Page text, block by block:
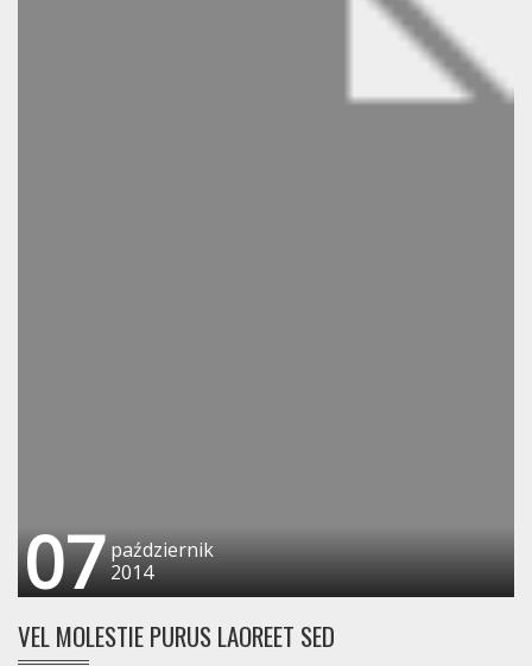
07 październik
2014
VEL MOLESTIE PURUS LAOREET SED